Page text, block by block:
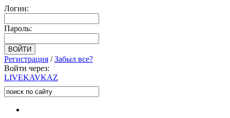
Логин:
Пароль:
Регистрация /Забыл все?
Войти через:
LIVEKAVKAZ